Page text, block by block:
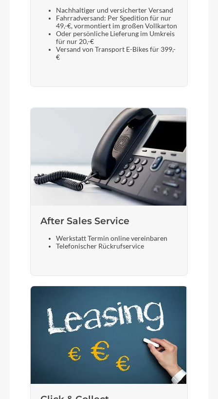
Nachhaltiger und versicherter Versand
Fahrradversand: Per Spedition für nur
49,-€, vormontiert im großen Vollkarton
Oder persönliche Lieferung im Umkreis
für nur 20,-€
Versand von Transport E-Bikes für 399,-
€
After Sales Service
Werkstatt Termin online vereinbaren
Telefonischer Rückrufservice